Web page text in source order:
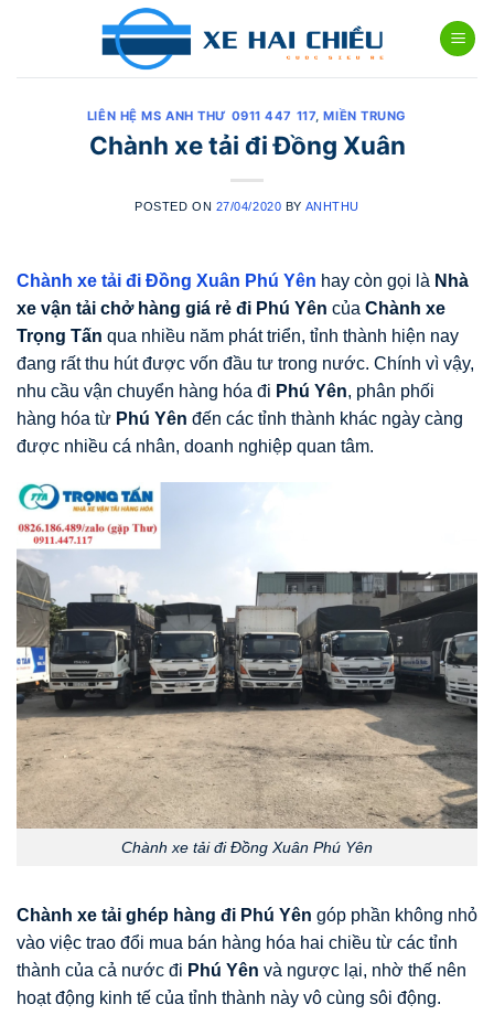
LIÊN HỆ MS ANH THƯ 0911 447 117,MIỀN TRUNG
Chành xe tải đi Đồng Xuân
POSTED ON 27/04/2020 BY ANHTHU
Chành xe tải đi Đồng Xuân Phú Yên hay còn gọi là Nhà
xe vận tải chở hàng giá rẻ đi Phú Yên của Chành xe
Trọng Tấn qua nhiều năm phát triển, tỉnh thành hiện nay
đang rất thu hút được vốn đầu tư trong nước. Chính vì vậy,
nhu cầu vận chuyển hàng hóa đi Phú Yên, phân phối
hàng hóa từ Phú Yên đến các tỉnh thành khác ngày càng
được nhiều cá nhân, doanh nghiệp quan tâm.
Chành xe tải đi Đồng Xuân Phú Yên
Chành xe tải ghép hàng đi Phú Yên góp phần không nhỏ
vào việc trao đổi mua bán hàng hóa hai chiều từ các tỉnh
thành của cả nước đi Phú Yên và ngược lại, nhờ thế nên
hoạt động kinh tế của tỉnh thành này vô cùng sôi động.